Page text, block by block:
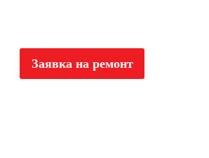
Заявка на ремонт